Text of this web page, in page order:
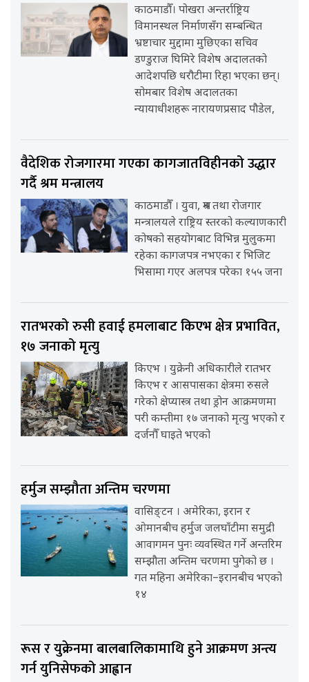
काठमाडौँ। पोखरा अन्तर्राष्ट्रिय
विमानस्थल निर्माणसँग सम्बन्धित
भ्रष्टाचार मुद्दामा मुछिएका सचिव
डण्डुराज घिमिरे विशेष अदालतको
आदेशपछि धरौटीमा रिहा भएका छन्।
सोमबार विशेष अदालतका
न्यायाधीशहरू नारायणप्रसाद पौडेल,
वैदेशिक रोजगारमा गएका कागजातविहीनको उद्धार
गर्दै श्रम मन्त्रालय
काठमाडौँ । युवा, श्रम तथा रोजगार
मन्त्रालयले राष्ट्रिय स्तरको कल्याणकारी
कोषको सहयोगबाट विभिन्न मुलुकमा
रहेका कागजपत्र नभएका र भिजिट
भिसामा गएर अलपत्र परेका १५५ जना
रातभरको रुसी हवाई हमलाबाट किएभ क्षेत्र प्रभावित,
१७ जनाको मृत्यु
किएभ । युक्रेनी अधिकारीले रातभर
किएभ र आसपासका क्षेत्रमा रुसले
गरेको क्षेप्यास्त्र तथा ड्रोन आक्रमणमा
परी कम्तीमा १७ जनाको मृत्यु भएको र
दर्जनौँ घाइते भएको
हर्मुज सम्झौता अन्तिम चरणमा
वासिङ्टन । अमेरिका, इरान र
ओमानबीच हर्मुज जलघाँटीमा समुद्री
आवागमन पुनः व्यवस्थित गर्ने अन्तरिम
सम्झौता अन्तिम चरणमा पुगेको छ ।
गत महिना अमेरिका–इरानबीच भएको
१४
रूस र युक्रेनमा बालबालिकामाथि हुने आक्रमण अन्त्य
गर्न युनिसेफको आह्वान